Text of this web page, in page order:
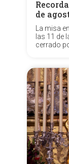
de
La misa
las 11 de
cerrado